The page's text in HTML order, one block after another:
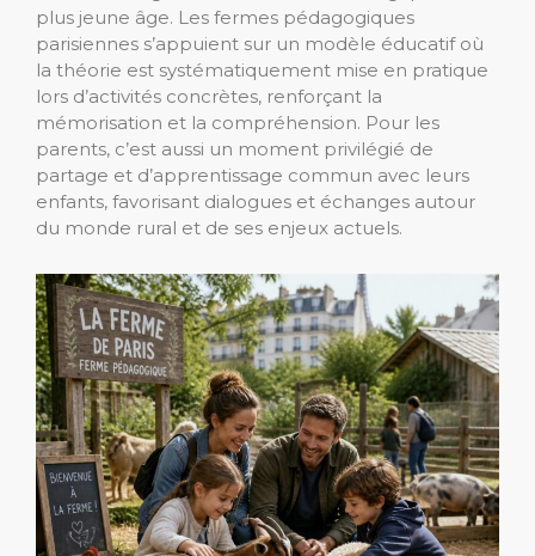
plus jeune âge. Les fermes pédagogiques
parisiennes s’appuient sur un modèle éducatif où
la théorie est systématiquement mise en pratique
lors d’activités concrètes, renforçant la
mémorisation et la compréhension. Pour les
parents, c’est aussi un moment privilégié de
partage et d’apprentissage commun avec leurs
enfants, favorisant dialogues et échanges autour
du monde rural et de ses enjeux actuels.